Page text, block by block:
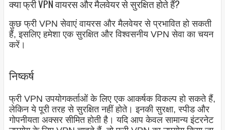
क्या फ्री VPN वायरस और मैलवेयर से सुरक्षित होते हैं?
कुछ फ्री VPN सेवाएं वायरस और मैलवेयर से प्रभावित हो सकती
हैं, इसलिए हमेशा एक सुरक्षित और विश्वसनीय VPN सेवा का चयन
करें।
निष्कर्ष
फ्री VPN उपयोगकर्ताओं के लिए एक आकर्षक विकल्प हो सकते हैं,
लेकिन ये पूरी तरह से सुरक्षित नहीं होते। इनकी सुरक्षा, स्पीड और
गोपनीयता अक्सर सीमित होती है। यदि आप केवल सामान्य इंटरनेट